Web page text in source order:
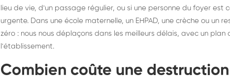
lieu de vie, d'un passage régulier, ou si une personne du foyer est
urgente. Dans une école maternelle, un EHPAD, une crèche ou un
zéro : nous nous déplaçons dans les meilleurs délais, avec un
l'établissement.
Combien coûte une